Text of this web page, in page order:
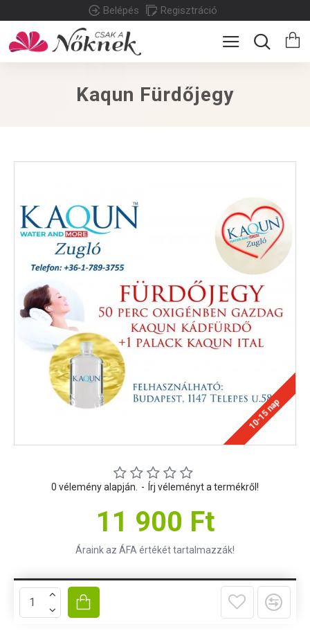
Belépés Regisztráció
Kaqun Fürdőjegy
10-15 nap
0 vélemény alapján. - Írj véleményt a termékről!
11 900 Ft
Áraink az ÁFA értékét tartalmazzák!